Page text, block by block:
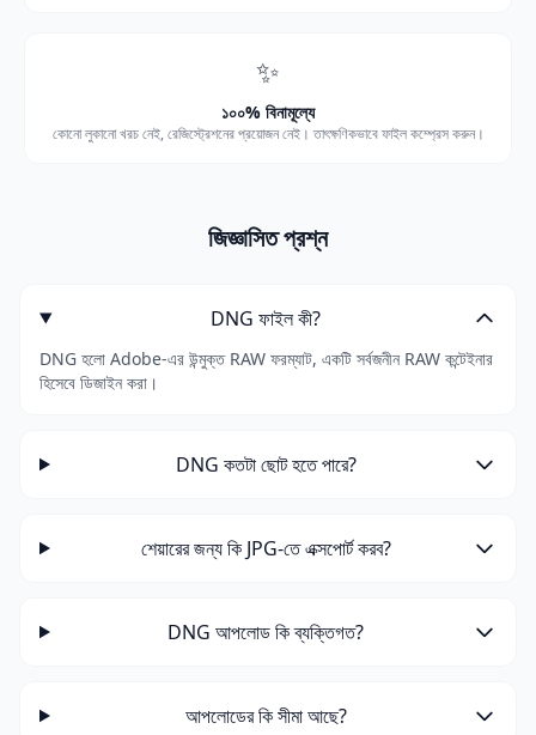
✨
১০০% বিনামূল্যে
কোনো লুকানো খরচ নেই, রেজিস্ট্রেশনের প্রয়োজন নেই। তাৎক্ষণিকভাবে ফাইল কম্প্রেস করুন।
জিজ্ঞাসিত প্রশ্ন
DNG ফাইল কী?
DNG হলো Adobe-এর উন্মুক্ত RAW ফরম্যাট, একটি সর্বজনীন RAW কন্টেইনার
হিসেবে ডিজাইন করা।
DNG কতটা ছোট হতে পারে?
শেয়ারের জন্য কি JPG-তে এক্সপোর্ট করব?
DNG আপলোড কি ব্যক্তিগত?
আপলোডের কি সীমা আছে?